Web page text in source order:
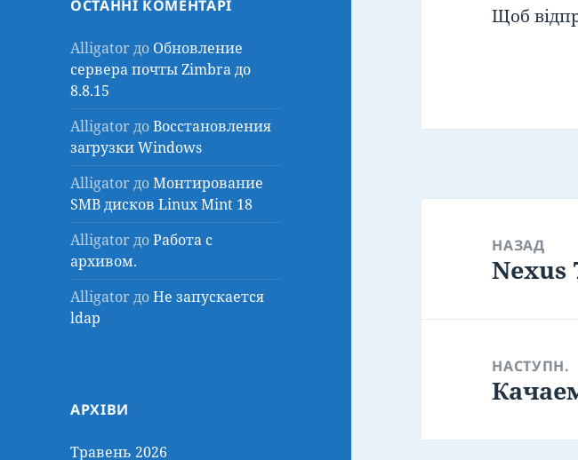
ОСТАННІ КОМЕНТАРІ
Alligator до Обновление
сервера почты Zimbra до
8.8.15
Alligator доВосстановления
загрузки Windows
Alligator доМонтирование
SMB дисков Linux Mint 18
Alligator доРабота с
архивом.
Alligator доНе запускается
ldap
АРХІВИ
Травень 2026
Щоб
НАЗАД
Nexus
НАСТУПН.